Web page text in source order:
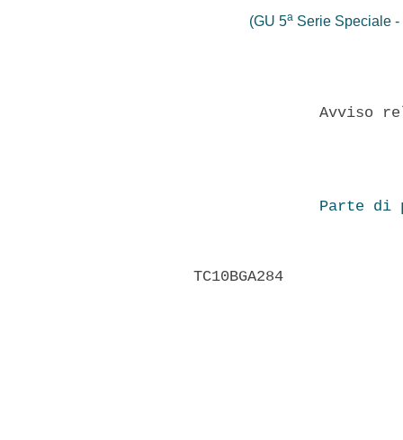
(GU 5aSerie Speciale -
Avviso
Parte di